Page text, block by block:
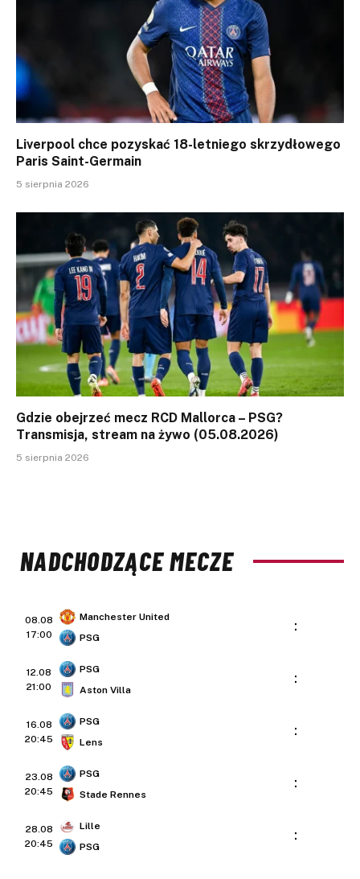
Liverpool chce pozyskać 18-letniego skrzydłowego
Paris Saint-Germain
5 sierpnia 2026
Gdzie obejrzeć mecz RCD Mallorca – PSG?
Transmisja, stream na żywo (05.08.2026)
5 sierpnia 2026
NADCHODZĄCE MECZE
08.08
17:00
Manchester United
PSG
:
12.08
21:00
PSG
Aston Villa
:
16.08
20:45
PSG
Lens
:
23.08
20:45
PSG
Stade Rennes
:
28.08
20:45
Lille
PSG
: